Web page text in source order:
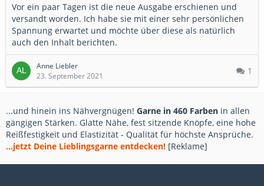
Vor ein paar Tagen ist die neue Ausgabe erschienen und
versandt worden. Ich habe sie mit einer sehr persönlichen
Spannung erwartet und möchte über diese als natürlich
auch den Inhalt berichten.
Anne Liebler
23. September 2021
1
...und hinein ins Nähvergnügen! Garne in 460 Farben in allen
gängigen Stärken. Glatte Nähe, fest sitzende Knöpfe, eine hohe
Reißfestigkeit und Elastizität - Qualität für höchste Ansprüche.
...jetzt Deine Lieblingsgarne entdecken! [Reklame]